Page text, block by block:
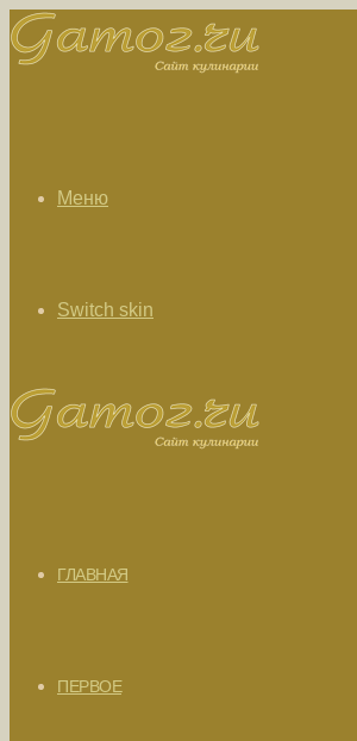
Меню
Switch skin
ГЛАВНАЯ
ПЕРВОЕ